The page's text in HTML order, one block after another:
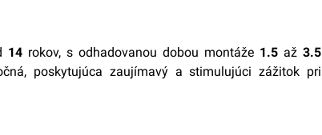
14 rokov, s odhadovanou dobou montáže 1.5 až 3.5
poskytujúca zaujímavý a stimulujúci zážitok pri